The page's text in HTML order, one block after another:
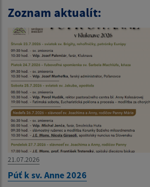
Zoznam aktualít:
21.07.2026
Púť k sv. Anne 2026